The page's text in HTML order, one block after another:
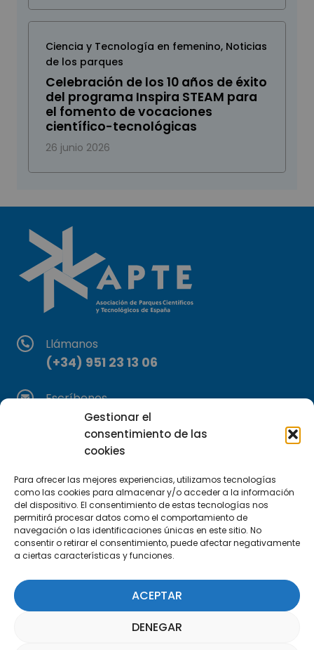
Gestionar el
consentimiento de las
cookies
Para ofrecer las mejores experiencias, utilizamos tecnologías
como las cookies para almacenar y/o acceder a la información
del dispositivo. El consentimiento de estas tecnologías nos
permitirá procesar datos como el comportamiento de
navegación o las identificaciones únicas en este sitio. No
consentir o retirar el consentimiento, puede afectar negativamente
a ciertas características y funciones.
ACEPTAR
DENEGAR
Ciencia y Tecnología en femenino, Noticias
de los parques
Celebración de los 10 años de éxito
del programa Inspira STEAM para
el fomento de vocaciones
científico-tecnológicas
26 junio 2026
Llámanos
(+34) 951 23 13 06
Escríbenos
info@apte.org
Encuéntranos
29590 Campanillas, Málaga